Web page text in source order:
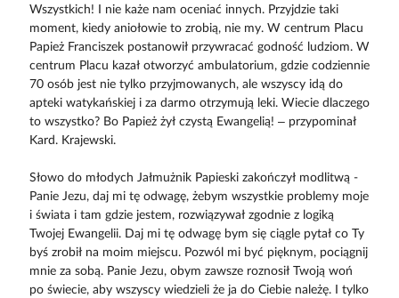
Wszystkich! I nie każe nam oceniać innych. Przyjdzie taki
moment, kiedy aniołowie to zrobią, nie my. W centrum Placu
Papież Franciszek postanowił przywracać godność ludziom. W
centrum Placu kazał otworzyć ambulatorium, gdzie codziennie
70 osób jest nie tylko przyjmowanych, ale wszyscy idą do
apteki watykańskiej i za darmo otrzymują leki. Wiecie dlaczego
to wszystko? Bo Papież żył czystą Ewangelią! – przypominał
Kard. Krajewski.
Słowo do młodych Jałmużnik Papieski zakończył modlitwą -
Panie Jezu, daj mi tę odwagę, żebym wszystkie problemy moje
i świata i tam gdzie jestem, rozwiązywał zgodnie z logiką
Twojej Ewangelii. Daj mi tę odwagę bym się ciągle pytał co Ty
byś zrobił na moim miejscu. Pozwól mi być pięknym, pociągnij
mnie za sobą. Panie Jezu, obym zawsze roznosił Twoją woń
po świecie, aby wszyscy wiedzieli że ja do Ciebie należę. I tylko